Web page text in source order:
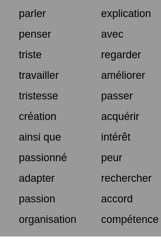
parler
explication
penser
avec
triste
regarder
travailler
améliorer
tristesse
passer
création
acquérir
ainsi que
intérêt
passionné
peur
adapter
rechercher
passion
accord
organisation
compétence